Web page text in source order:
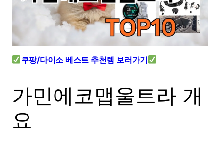
쿠팡/다이소 베스트 추천템 보러가기
가민에코맵울트라 개
요